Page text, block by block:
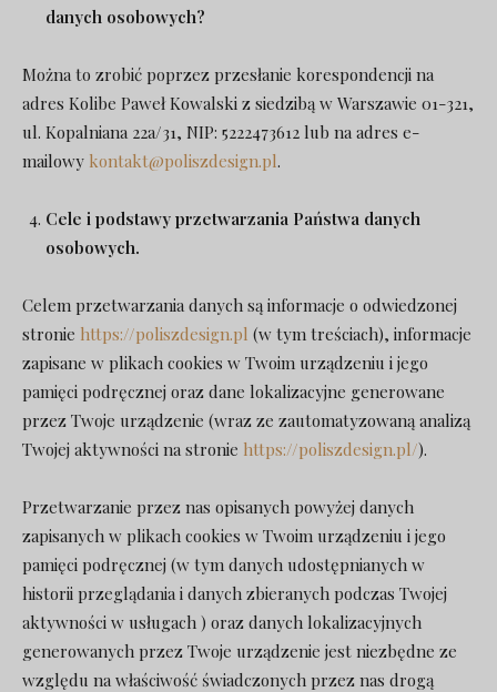
danych osobowych?
Można to zrobić poprzez przesłanie korespondencji na
adres Kolibe Paweł Kowalski z siedzibą w Warszawie 01-321,
ul. Kopalniana 22a/31, NIP: 5222473612 lub na adres e-
mailowy kontakt@poliszdesign.pl.
Cele i podstawy przetwarzania Państwa danych
osobowych.
Celem przetwarzania danych są informacje o odwiedzonej
stronie https://poliszdesign.pl (w tym treściach), informacje
zapisane w plikach cookies w Twoim urządzeniu i jego
pamięci podręcznej oraz dane lokalizacyjne generowane
przez Twoje urządzenie (wraz ze zautomatyzowaną analizą
Twojej aktywności na stronie https://poliszdesign.pl/).
Przetwarzanie przez nas opisanych powyżej danych
zapisanych w plikach cookies w Twoim urządzeniu i jego
pamięci podręcznej (w tym danych udostępnianych w
historii przeglądania i danych zbieranych podczas Twojej
aktywności w usługach ) oraz danych lokalizacyjnych
generowanych przez Twoje urządzenie jest niezbędne ze
względu na właściwość świadczonych przez nas drogą